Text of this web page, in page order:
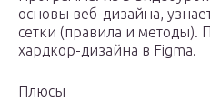
основы веб-дизайна,
сетки (правила и методы).
хардкор-дизайна в Figma.
Плюсы